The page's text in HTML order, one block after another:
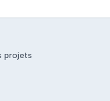
projets